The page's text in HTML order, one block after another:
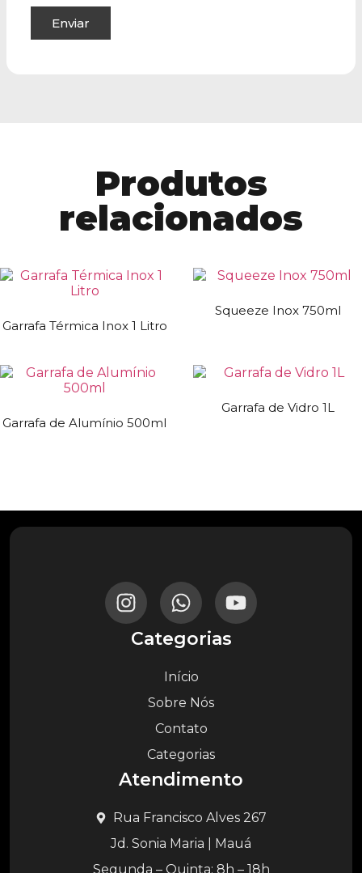
Produtos
relacionados
Garrafa Térmica Inox 1 Litro
Squeeze Inox 750ml
Garrafa de Alumínio 500ml
Garrafa de Vidro 1L
Categorias
Início
Sobre Nós
Contato
Categorias
Atendimento
Rua Francisco Alves 267
Jd. Sonia Maria | Mauá
Segunda – Quinta: 8h – 18h